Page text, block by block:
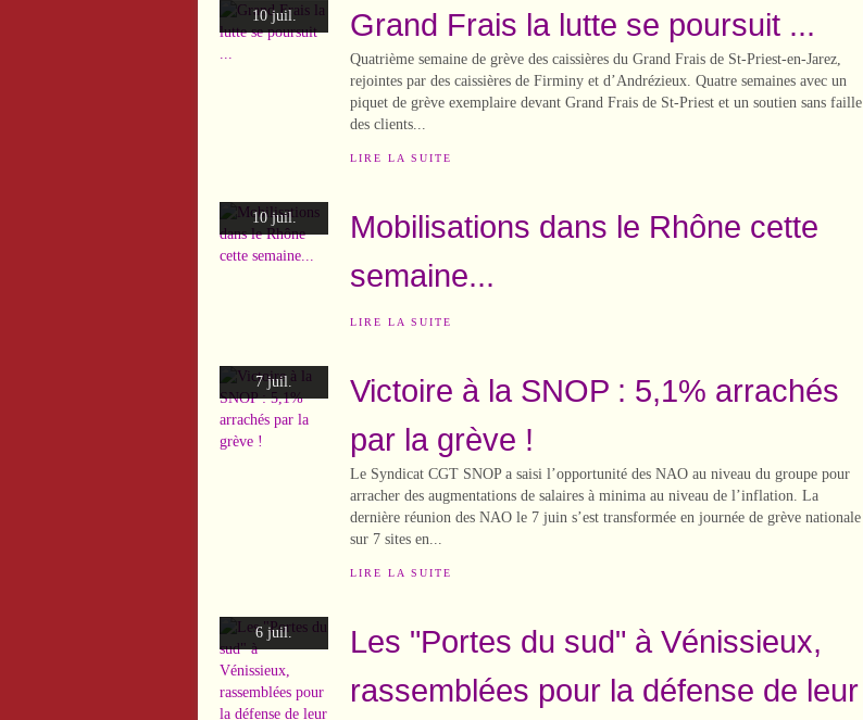
10 juil. Grand Frais la lutte se poursuit ...
Quatrième semaine de grève des caissières du Grand Frais de St-Priest-en-Jarez,
rejointes par des caissières de Firminy et d’Andrézieux. Quatre semaines avec un
piquet de grève exemplaire devant Grand Frais de St-Priest et un soutien sans faille
des clients...
LIRE LA SUITE
10 juil.
Mobilisations dans le Rhône cette
semaine...
LIRE LA SUITE
7 juil.
Victoire à la SNOP : 5,1% arrachés
par la grève !
Le Syndicat CGT SNOP a saisi l’opportunité des NAO au niveau du groupe pour
arracher des augmentations de salaires à minima au niveau de l’inflation. La
dernière réunion des NAO le 7 juin s’est transformée en journée de grève nationale
sur 7 sites en...
LIRE LA SUITE
6 juil.
Les "Portes du sud" à Vénissieux,
rassemblées pour la défense de leur